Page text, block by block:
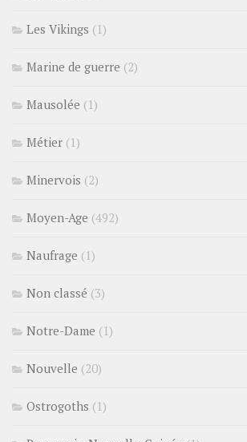
Les Vikings (1)
Marine de guerre (2)
Mausolée (1)
Métier (1)
Minervois (2)
Moyen-Age (492)
Naufrage (1)
Non classé (3)
Notre-Dame (1)
Nouvelle (20)
Ostrogoths (1)